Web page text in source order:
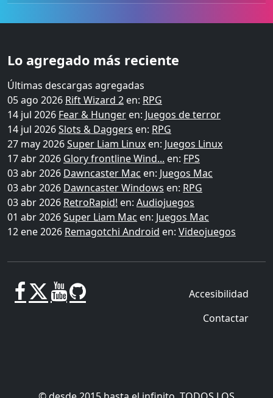
Lo agregado más reciente
Últimas descargas agregadas
05 ago 2026 Rift Wizard 2 en: RPG
14 jul 2026 Fear & Hunger en: Juegos de terror
14 jul 2026Slots & Daggers en: RPG
27 may 2026Super Liam Linux en: Juegos Linux
17 abr 2026 Glory frontline Wind... en: FPS
03 abr 2026 Dawncaster Mac en: Juegos Mac
03 abr 2026 Dawncaster Windows en: RPG
03 abr 2026 RetroRapid! en: Audiojuegos
01 abr 2026Super Liam Mac en: Juegos Mac
12 ene 2026 Remagotchi Android en: Videojuegos
Accesibilidad
Contactar